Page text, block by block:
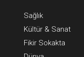
Sağlık
Kültür & Sanat
Fikir Sokakta